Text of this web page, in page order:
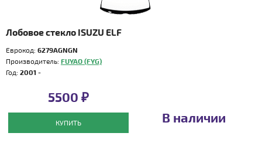
Лобовое стекло ISUZU ELF
Еврокод: 6279AGNGN
Производитель: FUYAO (FYG)
Год: 2001 -
5500 ₽
КУПИТЬ В наличии